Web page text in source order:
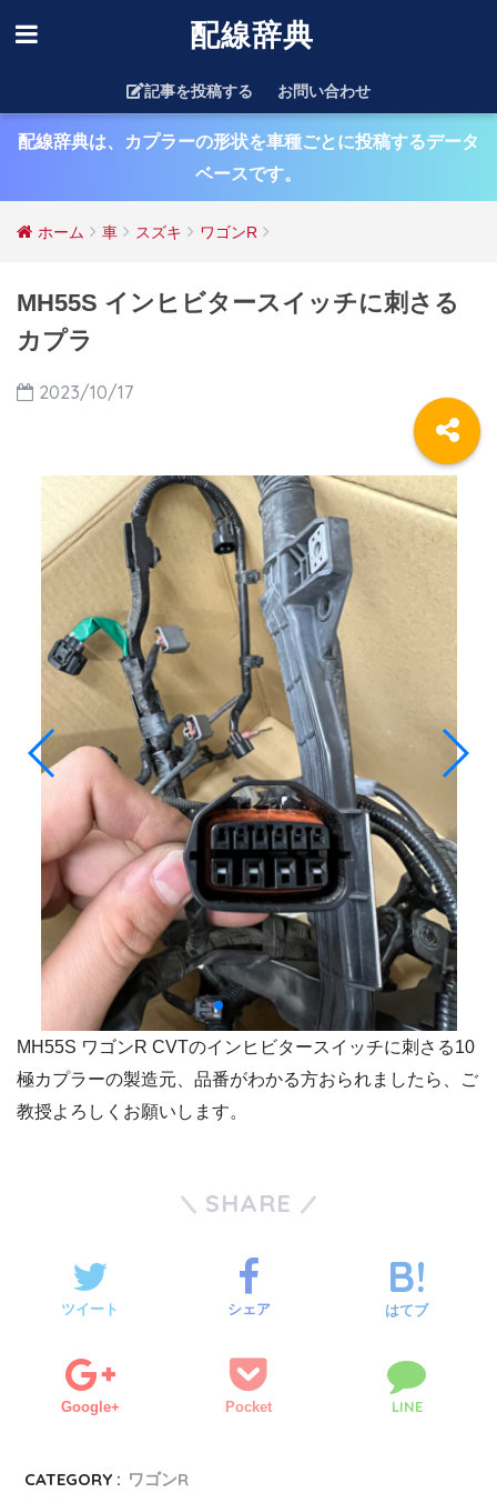
配線辞典
記事を投稿する お問い合わせ
配線辞典は、カプラーの形状を車種ごとに投稿するデータ
ベースです。
ホーム 車 スズキ ワゴンR
MH55S インヒビタースイッチに刺さる
カプラ
2023/10/17
MH55S ワゴンR CVTのインヒビタースイッチに刺さる10
極カプラーの製造元、品番がわかる方おられましたら、ご
教授よろしくお願いします。
SHARE
ツイート シェア はてブ
Google+ Pocket LINE
CATEGORY : ワゴンR